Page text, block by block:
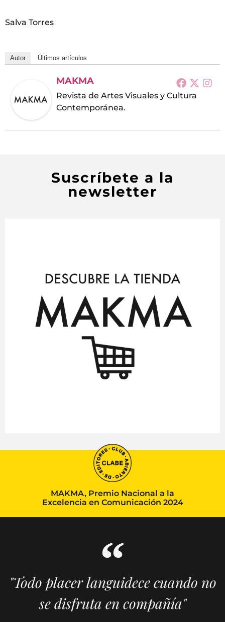
Salva Torres
Autor Últimos artículos
MAKMA
Revista de Artes Visuales y Cultura
Contemporánea.
Suscríbete a la
newsletter
MAKMA, Premio Nacional a la
Excelencia en Comunicación 2024
"Todo placer languidece cuando no
se disfruta en compañía"